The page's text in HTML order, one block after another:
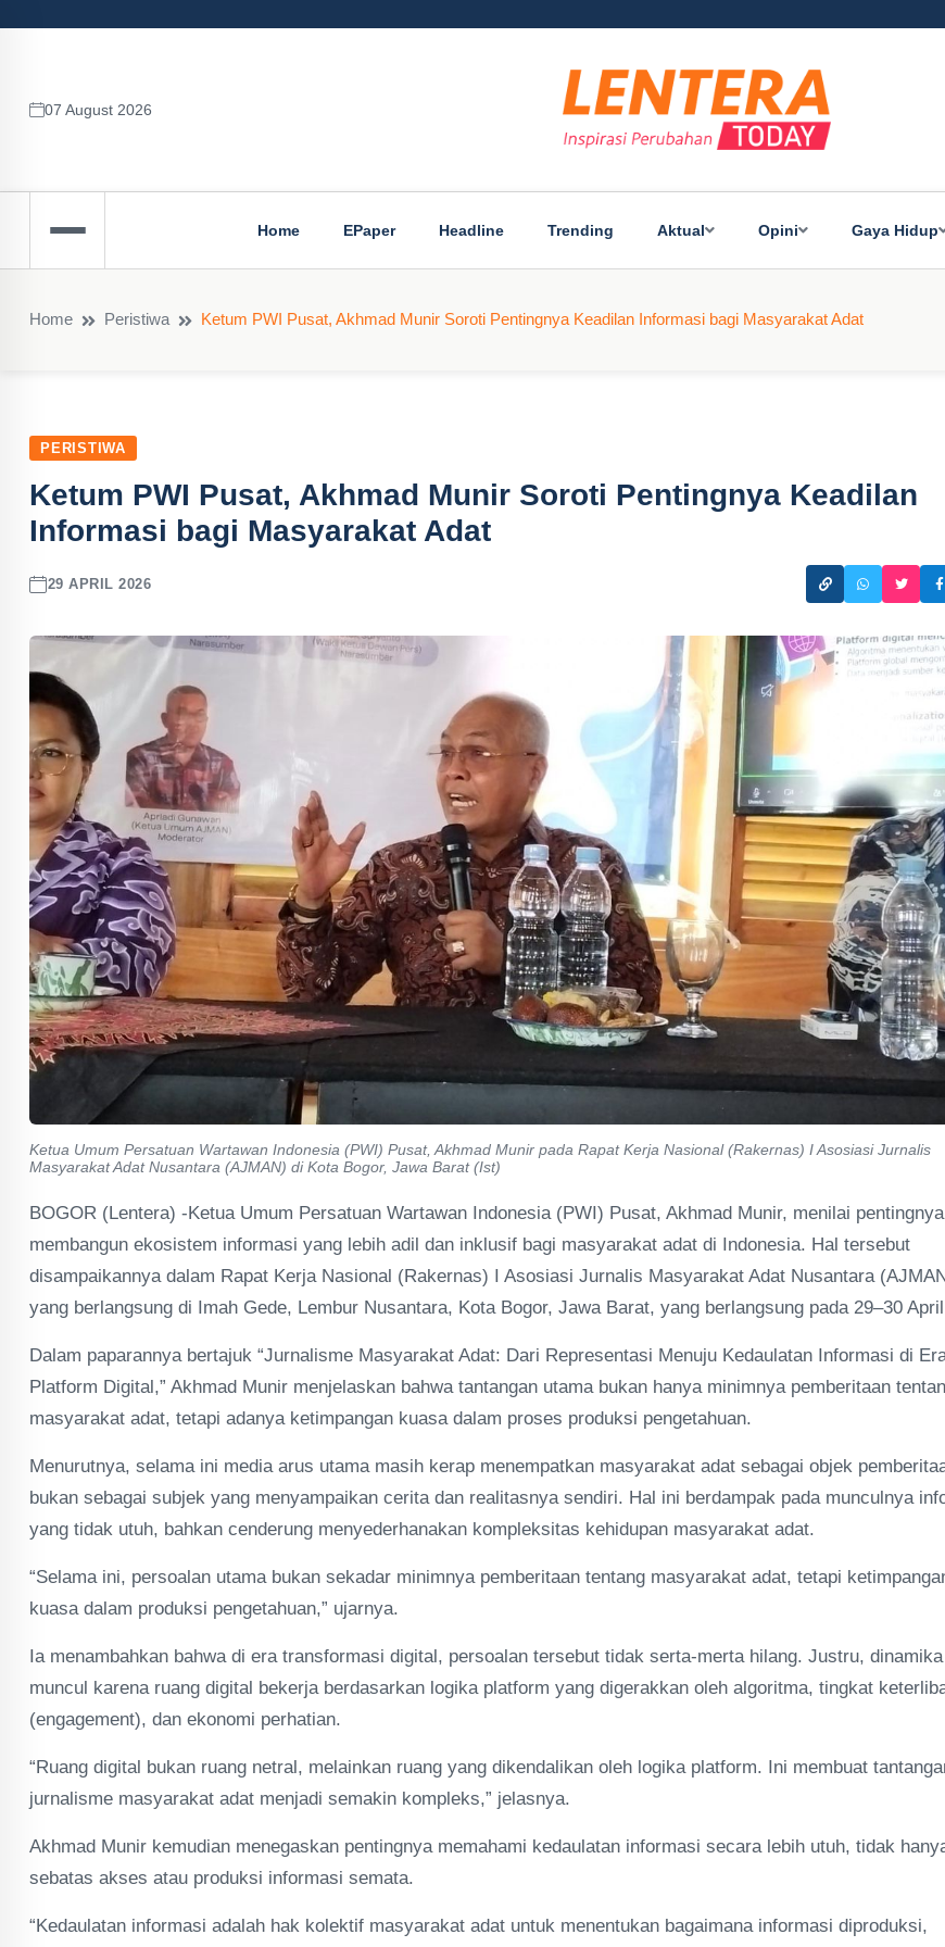
07 August 2026
Home EPaper Headline Trending Aktual Opini Gaya Hidup
Home Peristiwa Ketum PWI Pusat, Akhmad Munir Soroti Pentingnya Keadilan Informasi bagi Masyarakat Adat
PERISTIWA
Ketum PWI Pusat, Akhmad Munir Soroti Pentingnya Keadilan
Informasi bagi Masyarakat Adat
29 APRIL 2026
Ketua Umum Persatuan Wartawan Indonesia (PWI) Pusat, Akhmad Munir pada Rapat Kerja Nasional (Rakernas) I Asosiasi Jurnalis
Masyarakat Adat Nusantara (AJMAN) di Kota Bogor, Jawa Barat (Ist)
BOGOR (Lentera) -Ketua Umum Persatuan Wartawan Indonesia (PWI) Pusat, Akhmad Munir, menilai pentingnya
membangun ekosistem informasi yang lebih adil dan inklusif bagi masyarakat adat di Indonesia. Hal tersebut
disampaikannya dalam Rapat Kerja Nasional (Rakernas) I Asosiasi Jurnalis Masyarakat Adat Nusantara
yang berlangsung di Imah Gede, Lembur Nusantara, Kota Bogor, Jawa Barat, yang berlangsung pada 29–30
Dalam paparannya bertajuk “Jurnalisme Masyarakat Adat: Dari Representasi Menuju Kedaulatan Informasi di
Platform Digital,” Akhmad Munir menjelaskan bahwa tantangan utama bukan hanya minimnya pemberitaan
masyarakat adat, tetapi adanya ketimpangan kuasa dalam proses produksi pengetahuan.
Menurutnya, selama ini media arus utama masih kerap menempatkan masyarakat adat sebagai objek
bukan sebagai subjek yang menyampaikan cerita dan realitasnya sendiri. Hal ini berdampak pada munculnya
yang tidak utuh, bahkan cenderung menyederhanakan kompleksitas kehidupan masyarakat adat.
“Selama ini, persoalan utama bukan sekadar minimnya pemberitaan tentang masyarakat adat, tetapi
kuasa dalam produksi pengetahuan,” ujarnya.
Ia menambahkan bahwa di era transformasi digital, persoalan tersebut tidak serta-merta hilang. Justru,
muncul karena ruang digital bekerja berdasarkan logika platform yang digerakkan oleh algoritma, tingkat
(engagement), dan ekonomi perhatian.
“Ruang digital bukan ruang netral, melainkan ruang yang dikendalikan oleh logika platform. Ini membuat
jurnalisme masyarakat adat menjadi semakin kompleks,” jelasnya.
Akhmad Munir kemudian menegaskan pentingnya memahami kedaulatan informasi secara lebih utuh, tidak
sebatas akses atau produksi informasi semata.
“Kedaulatan informasi adalah hak kolektif masyarakat adat untuk menentukan bagaimana informasi diproduksi,